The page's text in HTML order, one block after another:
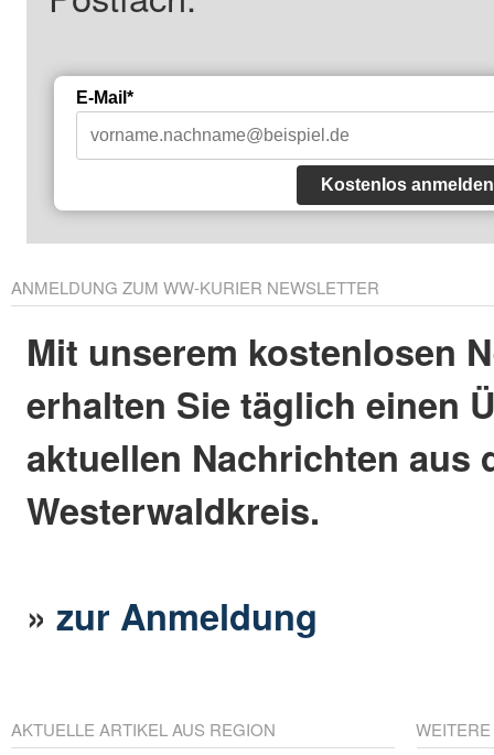
E-Mail*
Kostenlos anmelden
ANMELDUNG ZUM WW-KURIER NEWSLETTER
Mit unserem kostenlosen
erhalten Sie täglich einen
aktuellen Nachrichten aus
Westerwaldkreis.
»zur Anmeldung
AKTUELLE ARTIKEL AUS REGION